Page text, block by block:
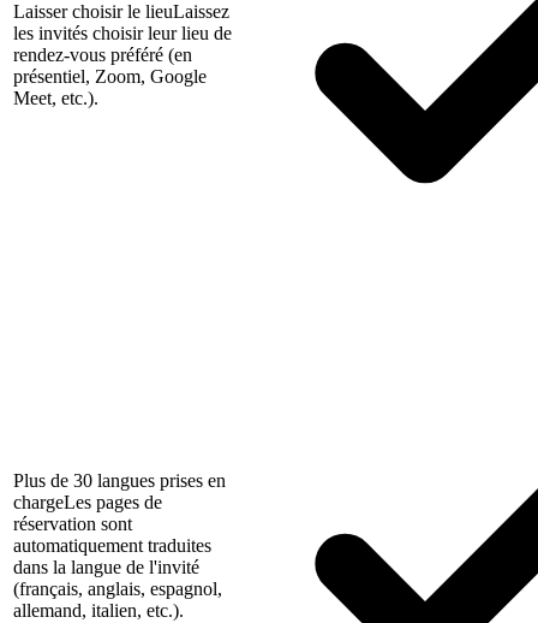
Laisser choisir le lieuLaissez
les invités choisir leur lieu de
rendez-vous préféré (en
présentiel, Zoom, Google
Meet, etc.).
Plus de 30 langues prises en
chargeLes pages de
réservation sont
automatiquement traduites
dans la langue de l'invité
(français, anglais, espagnol,
allemand, italien, etc.).